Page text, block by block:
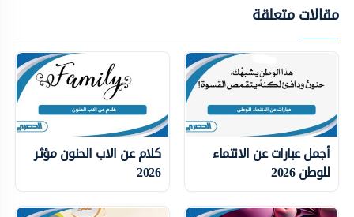
مقالات متعلقة
أجمل عبارات عن الانتماء
للوطن 2026
كلام عن الاب الحنون مؤثر
2026